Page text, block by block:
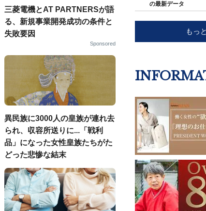
三菱電機とAT PARTNERSが語
る、新規事業開発成功の条件と
失敗要因
Sponsored
異民族に3000人の皇族が連れ去
られ、収容所送りに...「戦利
品」になった女性皇族たちがた
どった悲惨な結末
の最新データ
もっ